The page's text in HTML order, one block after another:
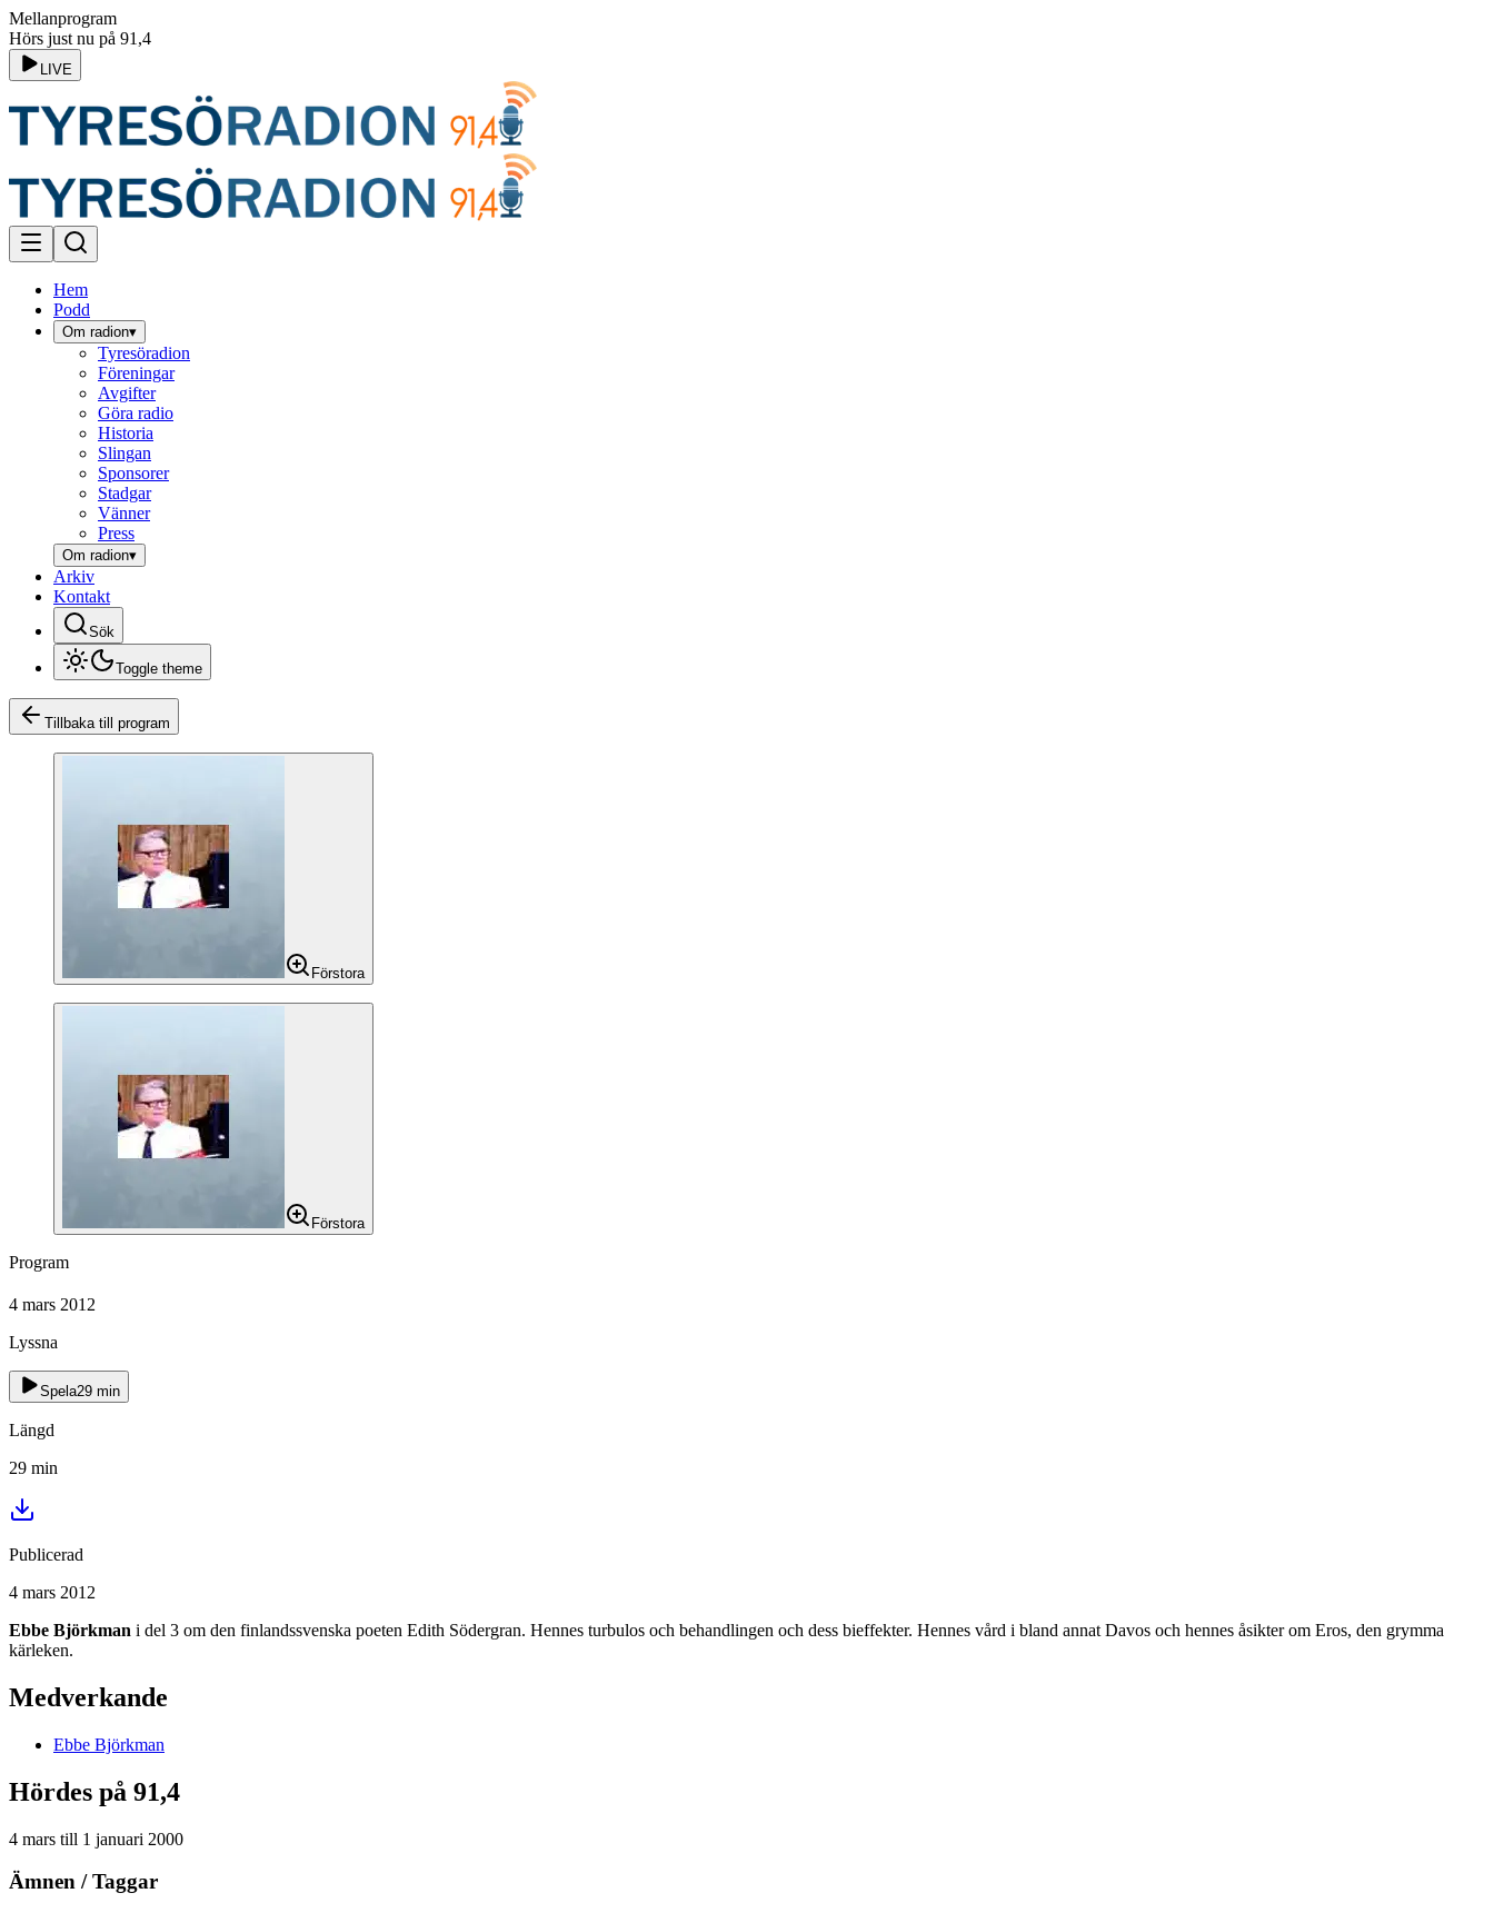
Mellanprogram
Hörs just nu på 91,4
LIVE
Hem
Podd
Om radion▾
Tyresöradion
Föreningar
Avgifter
Göra radio
Historia
Slingan
Sponsorer
Stadgar
Vänner
Press
Om radion▾
Arkiv
Kontakt
Sök
Toggle theme
Tillbaka till program
Förstora
Förstora
Program
4 mars 2012
Lyssna
Spela29 min
Längd
29 min
Publicerad
4 mars 2012
Ebbe Björkman i del 3 om den finlandssvenska poeten Edith Södergran. Hennes turbulos och behandlingen och dess bieffekter. Hennes vård i bland annat Davos och hennes åsikter om Eros, den grymma
kärleken.
Medverkande
Ebbe Björkman
Hördes på 91,4
4 mars till 1 januari 2000
Ämnen / Taggar